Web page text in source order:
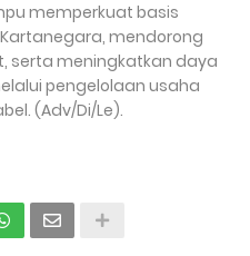
memperkuat basis
mendorong
serta meningkatkan daya
pengelolaan usaha
(Adv/Di/Le).